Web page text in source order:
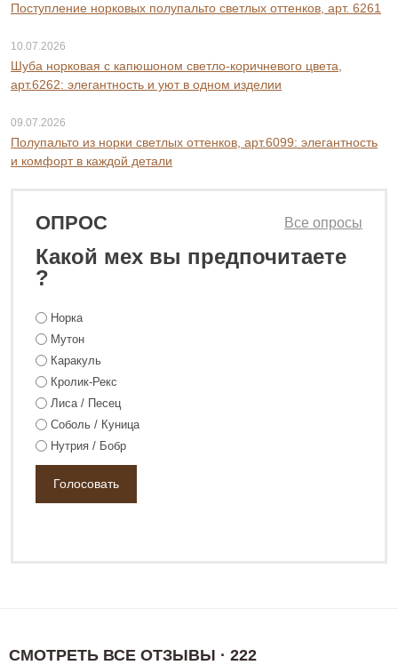
Поступление норковых полупальто светлых оттенков, арт. 6261
10.07.2026
Шуба норковая с капюшоном светло-коричневого цвета,
арт.6262: элегантность и уют в одном изделии
09.07.2026
Полупальто из норки светлых оттенков, арт.6099: элегантность
и комфорт в каждой детали
ОПРОС
Какой мех вы предпочитаете
?
Все опросы
Норка
Мутон
Каракуль
Кролик-Рекс
Лиса / Песец
Соболь / Куница
Нутрия / Бобр
СМОТРЕТЬ ВСЕ ОТЗЫВЫ · 222